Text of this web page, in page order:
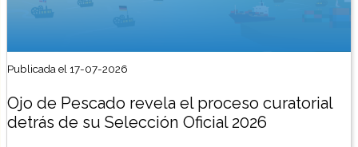
Publicada el 17-07-2026
Ojo de Pescado revela el proceso curatorial
detrás de su Selección Oficial 2026